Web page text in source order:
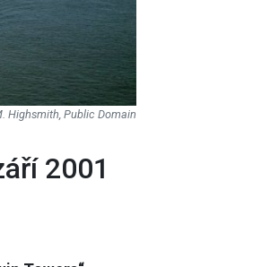
Highsmith, Public Domain
2001